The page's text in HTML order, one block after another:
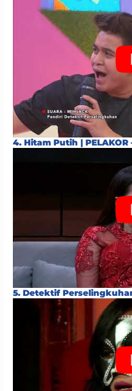
4. Hitam Putih | PELAKOR
5. Detektif Perselingkuhan